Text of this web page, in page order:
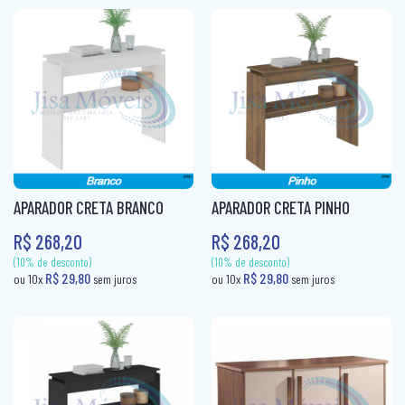
ROUPEIRO CASAL PORTA CORRER
ROUPEIRO INFANTIL
ROUPEIRO PORTA COMUM
ROUPEIRO PORTA CORRER
ROUPEIRO SOLTEIRO
ROUPEIRO SOLTEIRO PORTA COMUM
ROUPEIRO SOLTEIRO PORTA CORRER
(10% de desconto)
ou 10xR$ 145,80 sem juros
(10% de desconto)
ou 10xR$ 145,80
APARADOR CRETA BRANCO
R$ 268,20
APARADOR CRETA PINHO
R$ 268,20